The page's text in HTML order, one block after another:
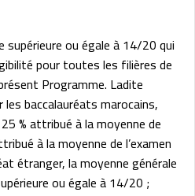
supérieure ou égale à 14/20 qui
pour toutes les filières de
Programme. Ladite
baccalauréats marocains,
% attribué à la moyenne de
à la moyenne de l’examen
étranger, la moyenne générale
ou égale à 14/20 ;